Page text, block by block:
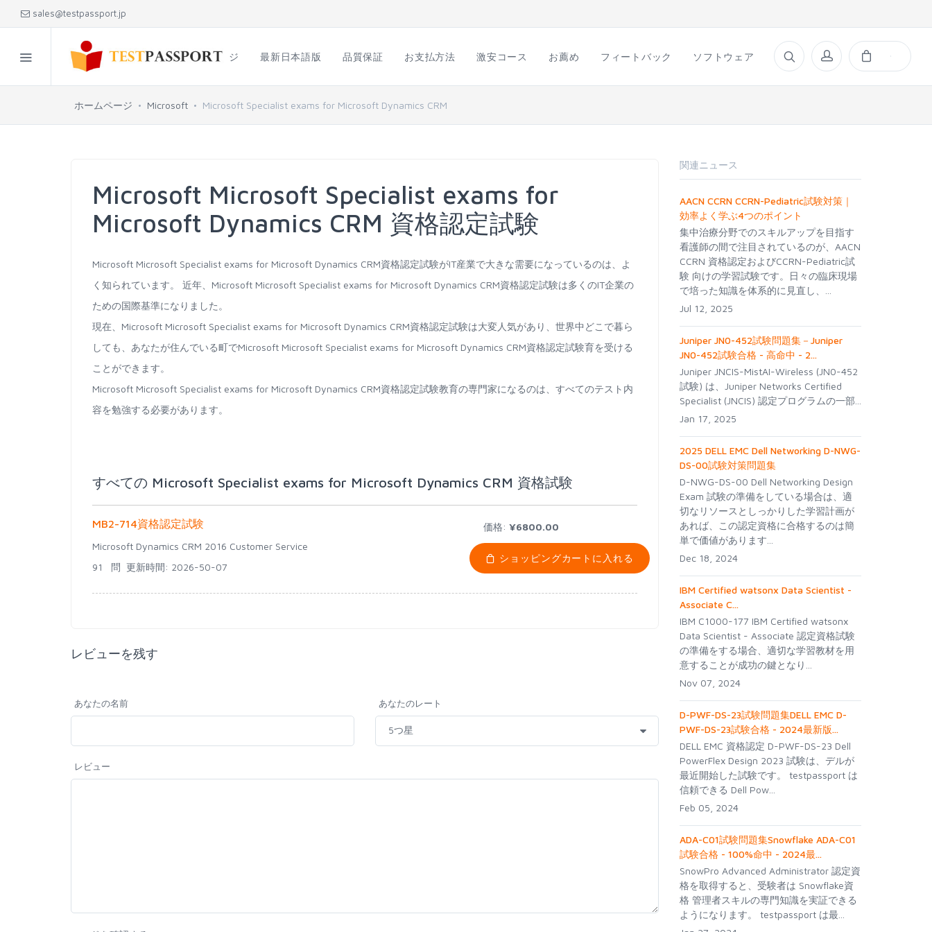
sales@testpassport.jp
ホームページ 最新日本語版 品質保証 お支払方法 激安コース お薦め フィートバック ソフトウェア
ホームページ Microsoft Microsoft Specialist exams for Microsoft Dynamics CRM
Microsoft Microsoft Specialist exams for
Microsoft Dynamics CRM 資格認定試験
Microsoft Microsoft Specialist exams for Microsoft Dynamics CRM資格認定試験がIT産業で大きな需要になっているのは、よ
く知られています。 近年、Microsoft Microsoft Specialist exams for Microsoft Dynamics CRM資格認定試験は多くのIT企業の
ための国際基準になりました。
現在、Microsoft Microsoft Specialist exams for Microsoft Dynamics CRM資格認定試験は大変人気があり、世界中どこで暮ら
しても、あなたが住んでいる町でMicrosoft Microsoft Specialist exams for Microsoft Dynamics CRM資格認定試験育を受ける
ことができます。
Microsoft Microsoft Specialist exams for Microsoft Dynamics CRM資格認定試験教育の専門家になるのは、すべてのテスト内
容を勉強する必要があります。
すべての Microsoft Specialist exams for Microsoft Dynamics CRM 資格試験
MB2-714資格認定試験
Microsoft Dynamics CRM 2016 Customer Service
91 問 更新時間: 2026-50-07
価格: ¥6800.00
ショッピングカートに入れる
レビューを残す
あなたの名前 あなたのレート
レビュー
関連ニュース
AACN CCRN CCRN-Pediatric試験対策｜
効率よく学ぶ4つのポイント
集中治療分野でのスキルアップを目指す
看護師の間で注目されているのが、AACN
CCRN 資格認定およびCCRN-Pediatric試
験 向けの学習試験です。日々の臨床現場
で培った知識を体系的に見直し、...
Jul 12, 2025
Juniper JN0-452試験問題集－Juniper
JN0-452試験合格 - 高命中 - 2...
Juniper JNCIS-MistAI-Wireless (JN0-452
試験) は、Juniper Networks Certified
Specialist (JNCIS) 認定プログラムの一部...
Jan 17, 2025
2025 DELL EMC Dell Networking D-NWG-
DS-00試験対策問題集
D-NWG-DS-00 Dell Networking Design
Exam 試験の準備をしている場合は、適
切なリソースとしっかりした学習計画が
あれば、この認定資格に合格するのは簡
単で価値があります...
Dec 18, 2024
IBM Certified watsonx Data Scientist -
Associate C...
IBM C1000-177 IBM Certified watsonx
Data Scientist - Associate 認定資格試験
の準備をする場合、適切な学習教材を用
意することが成功の鍵となり...
Nov 07, 2024
D-PWF-DS-23試験問題集DELL EMC D-
PWF-DS-23試験合格 - 2024最新版...
DELL EMC 資格認定 D-PWF-DS-23 Dell
PowerFlex Design 2023 試験は、デルが
最近開始した試験です。 testpassport は
信頼できる Dell Pow...
Feb 05, 2024
ADA-C01試験問題集Snowflake ADA-C01
試験合格 - 100%命中 - 2024最...
SnowPro Advanced Administrator 認定資
格を取得すると、受験者は Snowflake資
格 管理者スキルの専門知識を実証できる
ようになります。 testpassport は最...